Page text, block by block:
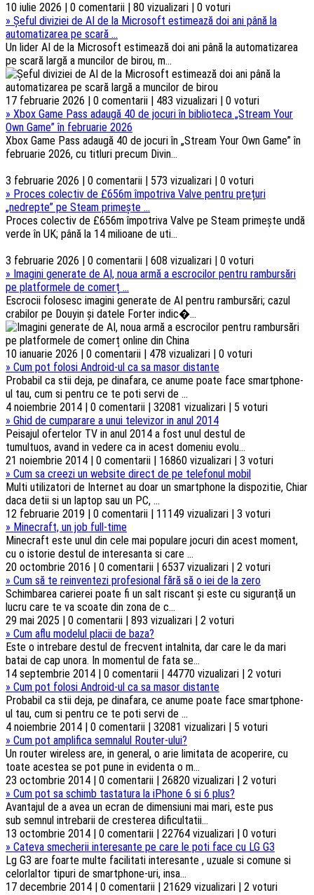
10 iulie 2026 | 0 comentarii | 80 vizualizari | 0 voturi
» Șeful diviziei de AI de la Microsoft estimează doi ani până la
automatizarea pe scară ...
Un lider AI de la Microsoft estimează doi ani până la automatizarea
pe scară largă a muncilor de birou, m...
17 februarie 2026 | 0 comentarii | 483 vizualizari | 0 voturi
» Xbox Game Pass adaugă 40 de jocuri în biblioteca „Stream Your
Own Game” în februarie 2026
Xbox Game Pass adaugă 40 de jocuri în „Stream Your Own Game” în
februarie 2026, cu titluri precum Divin...
3 februarie 2026 | 0 comentarii | 573 vizualizari | 0 voturi
» Proces colectiv de £656m împotriva Valve pentru prețuri
„nedrepte” pe Steam primește ...
Proces colectiv de £656m împotriva Valve pe Steam primește undă
verde în UK; până la 14 milioane de uti...
3 februarie 2026 | 0 comentarii | 608 vizualizari | 0 voturi
» Imagini generate de AI, noua armă a escrocilor pentru rambursări
pe platformele de comerț ...
Escrocii folosesc imagini generate de AI pentru rambursări; cazul
crabilor pe Douyin și datele Forter indic�...
10 ianuarie 2026 | 0 comentarii | 478 vizualizari | 0 voturi
» Cum pot folosi Android-ul ca sa masor distante
Probabil ca stii deja, pe dinafara, ce anume poate face smartphone-
ul tau, cum si pentru ce te poti servi de ...
4 noiembrie 2014 | 0 comentarii | 32081 vizualizari | 5 voturi
» Ghid de cumparare a unui televizor in anul 2014
Peisajul ofertelor TV in anul 2014 a fost unul destul de
tumultuos, avand in vedere ca in acest domeniu evolu...
21 noiembrie 2014 | 0 comentarii | 16860 vizualizari | 3 voturi
» Cum sa creezi un website direct de pe telefonul mobil
Multi utilizatori de Internet au doar un smartphone la dispozitie, Chiar
daca detii si un laptop sau un PC, ...
12 februarie 2019 | 0 comentarii | 11149 vizualizari | 3 voturi
» Minecraft, un job full-time
Minecraft este unul din cele mai populare jocuri din acest moment,
cu o istorie destul de interesanta si care ...
20 octombrie 2016 | 0 comentarii | 6537 vizualizari | 2 voturi
» Cum să te reinventezi profesional fără să o iei de la zero
Schimbarea carierei poate fi un salt riscant şi este cu siguranţă un
lucru care te va scoate din zona de c...
29 mai 2025 | 0 comentarii | 893 vizualizari | 2 voturi
» Cum aflu modelul placii de baza?
Este o intrebare destul de frecvent intalnita, dar care le da mari
batai de cap unora. In momentul de fata se...
14 septembrie 2014 | 0 comentarii | 44770 vizualizari | 2 voturi
» Cum pot folosi Android-ul ca sa masor distante
Probabil ca stii deja, pe dinafara, ce anume poate face smartphone-
ul tau, cum si pentru ce te poti servi de ...
4 noiembrie 2014 | 0 comentarii | 32081 vizualizari | 5 voturi
» Cum pot amplifica semnalul Router-ului?
Un router wireless are, in general, o arie limitata de acoperire, cu
toate acestea se pot pune in evidenta o m...
23 octombrie 2014 | 0 comentarii | 26820 vizualizari | 2 voturi
» Cum pot sa schimb tastatura la iPhone 6 si 6 plus?
Avantajul de a avea un ecran de dimensiuni mai mari, este pus
sub semnul intrebarii de cresterea dificultatii...
13 octombrie 2014 | 0 comentarii | 22764 vizualizari | 0 voturi
» Cateva smecherii interesante pe care le poti face cu LG G3
Lg G3 are foarte multe facilitati interesante , uzuale si comune si
celorlaltor tipuri de smartphone-uri, insa...
17 decembrie 2014 | 0 comentarii | 21629 vizualizari | 2 voturi